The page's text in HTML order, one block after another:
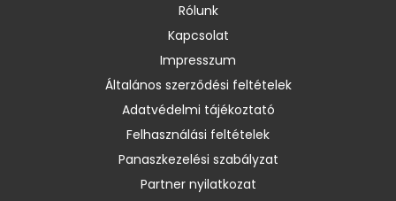
Rólunk
Kapcsolat
Impresszum
Általános szerződési feltételek
Adatvédelmi tájékoztató
Felhasználási feltételek
Panaszkezelési szabályzat
Partner nyilatkozat